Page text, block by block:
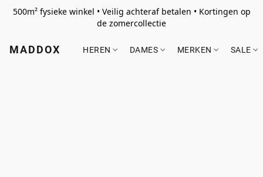
500m² fysieke winkel • Veilig achteraf betalen • Kortingen op
de zomercollectie
MADDOX HEREN DAMES MERKEN SALE